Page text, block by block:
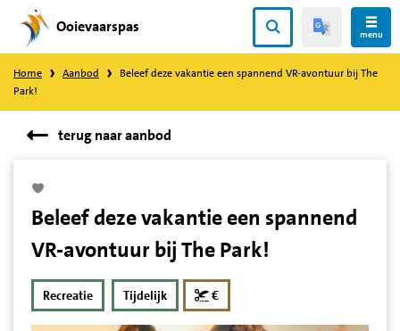
Direct
naar
content
Ooievaarspas menu
Home Aanbod
Beleef deze vakantie een spannend VR-avontuur bij The
Park!
terug naar aanbod
Beleef deze vakantie een spannend
VR-avontuur bij The Park!
Recreatie Tijdelijk €korting